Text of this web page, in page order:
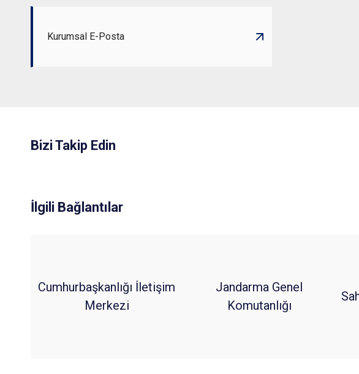
Kurumsal E-Posta
Bizi Takip Edin
İlgili Bağlantılar
Cumhurbaşkanlığı İletişim
Merkezi
Jandarma Genel
Komutanlığı